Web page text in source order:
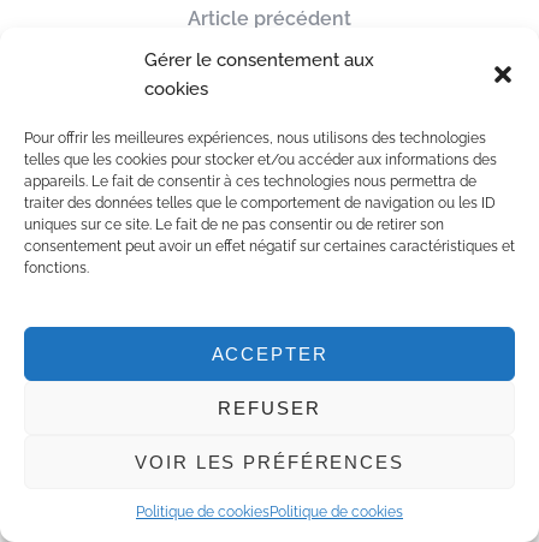
Gérer le consentement aux
cookies
Pour offrir les meilleures expériences, nous utilisons des technologies
telles que les cookies pour stocker et/ou accéder aux informations des
appareils. Le fait de consentir à ces technologies nous permettra de
traiter des données telles que le comportement de navigation ou les ID
uniques sur ce site. Le fait de ne pas consentir ou de retirer son
consentement peut avoir un effet négatif sur certaines caractéristiques et
fonctions.
ACCEPTER
REFUSER
VOIR LES PRÉFÉRENCES
Politique de cookiesPolitique de cookies
Article précédent
Road trip en Nouvelle-Aquitaine : De Biarritz à
Article suivant
Alpine Cruise, le train à travers les Grisons